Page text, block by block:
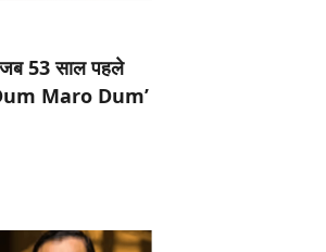
53 साल पहले
Maro Dum’